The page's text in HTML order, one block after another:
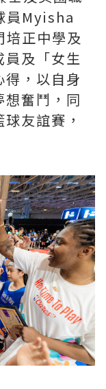
員Myisha
正中學及
及「女生
，以自身
奮鬥，同
友誼賽，